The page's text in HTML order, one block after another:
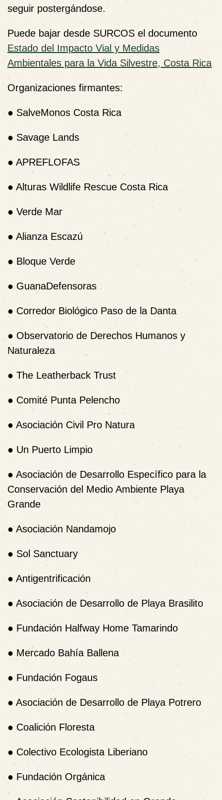
seguir postergándose.
Puede bajar desde SURCOS el documento
Estado del Impacto Vial y Medidas
Ambientales para la Vida Silvestre, Costa Rica
Organizaciones firmantes:
● SalveMonos Costa Rica
● Savage Lands
● APREFLOFAS
● Alturas Wildlife Rescue Costa Rica
● Verde Mar
● Alianza Escazú
● Bloque Verde
●GuanaDefensoras
● Corredor Biológico Paso de la Danta
● Observatorio de Derechos Humanos y
Naturaleza
● The Leatherback Trust
● Comité Punta Pelencho
● Asociación Civil Pro Natura
● Un Puerto Limpio
● Asociación de Desarrollo Específico para la
Conservación del Medio Ambiente Playa
Grande
●Asociación Nandamojo
● Sol Sanctuary
● Antigentrificación
● Asociación de Desarrollo de Playa Brasilito
● Fundación Halfway Home Tamarindo
● Mercado Bahía Ballena
● Fundación Fogaus
● Asociación de Desarrollo de Playa Potrero
● Coalición Floresta
● Colectivo Ecologista Liberiano
● Fundación Orgánica